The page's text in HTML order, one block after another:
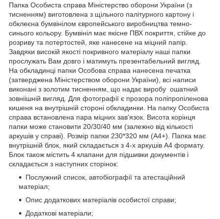
Папка Особиста справа Міністерство оборони України (з
тисненням) виготовлена з щільного палітурного картону і
обклеєна бумвінілом європейського виробництва темно-
синього кольору. Бумвініл має якісне ПВХ покриття, стійке до
розриву та потертостей, яке нанесене на міцний папір.
Завдяки високій якості покривного матеріалу наші папки
прослужать Вам довго і матимуть презентабельний вигляд.
На обкладинці папки Особова справа нанесена печатка
(затверджена Міністерством оборони України), всі написи
виконані з золотим тисненням, що надає виробу ошатний
зовніiшній вигляд. Для фотографії є ​​прозора поліпропіленова
кишеня на внутрішній стороні обкладинки. На папку Особиста
справа встановлена ​​пара міцних зав'язок. Висота корінця
папки може становити 20/30/40 мм (залежно від кількості
аркушів у справі). Розмір папки 230*320 мм (А4+). Папка має
внутрішній блок, який складається з 4-х аркушів А4 формату.
Блок також містить 4 клапани для підшивки документів і
складається з наступних сторінок:
Послужний список, автобіографії та атестаційний
матеріал;
Опис додаткових матеріалів особистої справи;
Додаткові матеріали;